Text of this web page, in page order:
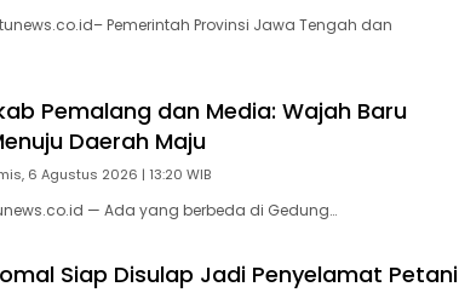
Pemerintah Provinsi Jawa Tengah dan
Pemalang dan Media: Wajah Baru
Daerah Maju
6 Agustus 2026 | 13:20 WIB
— Ada yang berbeda di Gedung…
Siap Disulap Jadi Penyelamat Petani